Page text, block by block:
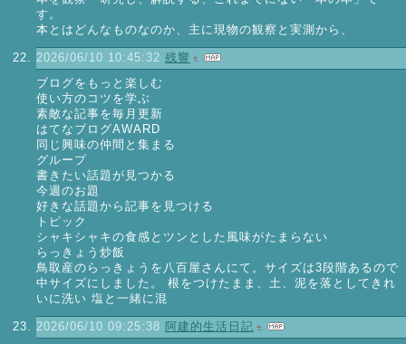
す。
本とはどんなものなのか、主に現物の観察と実測から、
2026/06/10 10:45:32 残響
ブログをもっと楽しむ
使い方のコツを学ぶ
素敵な記事を毎月更新
はてなブログAWARD
同じ興味の仲間と集まる
グループ
書きたい話題が見つかる
今週のお題
好きな話題から記事を見つける
トピック
シャキシャキの食感とツンとした風味がたまらない
らっきょう炒飯
鳥取産のらっきょうを八百屋さんにて。サイズは3段階あるので
中サイズにしました。 根をつけたまま、土、泥を落としてきれ
いに洗い 塩と一緒に混
2026/06/10 09:25:38 阿建的生活日記